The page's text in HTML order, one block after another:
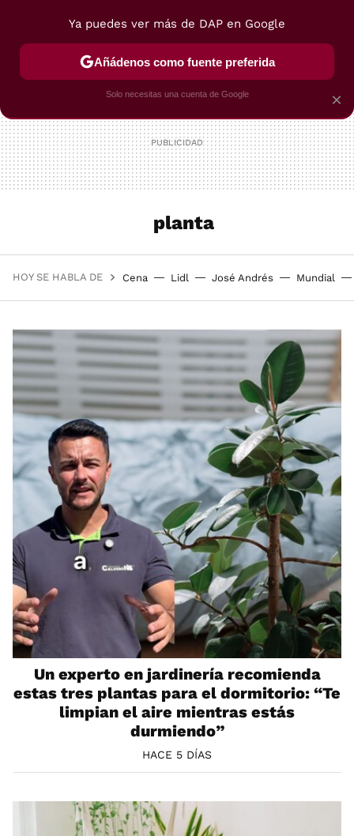
POSTRES VIAJES SELECCIÓN VEGUI
planta
HOY SE HABLA DE Cena Lidl José Andrés Mundial
Un experto en jardinería recomienda
estas tres plantas para el dormitorio: “Te
limpian el aire mientras estás
durmiendo”
HACE 5 DÍAS
×
Ya puedes ver más de DAP en Google
Añádenos como fuente preferida
Solo necesitas una cuenta de Google